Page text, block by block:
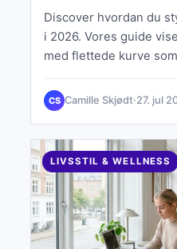
Discover hvordan du
i 2026. Vores guide
med flettede kurve
CS Camille Skjødt·27. jul
LIVSSTIL & WELLNESS